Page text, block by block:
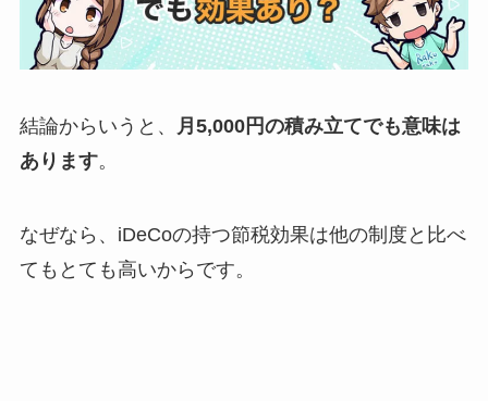
結論からいうと、
月5,000円の積み立てでも意味は
あります。
なぜなら、iDeCoの持つ節税効果は他の制度と比べ
てもとても高いからです。